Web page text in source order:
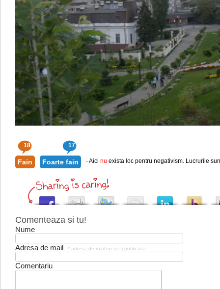
181 171
Fain Foarte fain - Aici nu exista loc pentru negativism. Lucrurile
Comenteaza si tu!
Nume
Adresa de mail * adresa de mail nu va fi publicata
Comentariu